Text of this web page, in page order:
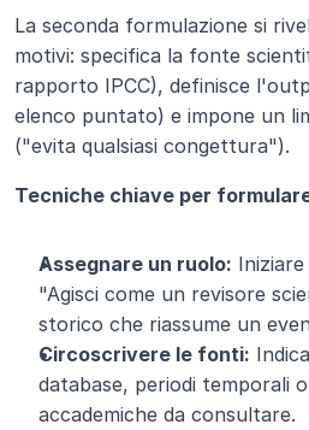
La seconda formulazione si
motivi: specifica la fonte
rapporto IPCC), definisce
elenco puntato) e impone un
("evita qualsiasi congettura").
Tecniche chiave per
Assegnare un ruolo:
"Agisci come un revisore
storico che riassume un
Circoscrivere le fonti:
database, periodi temporali
accademiche da consultare.